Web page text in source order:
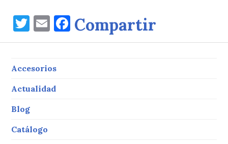
T
w
te
r
E
m
l
F
a
Compartir
Accesorios
Actualidad
Blog
Catálogo